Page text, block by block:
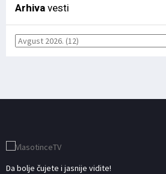
Arhiva vesti
Da bolje čujete i jasnije vidite!